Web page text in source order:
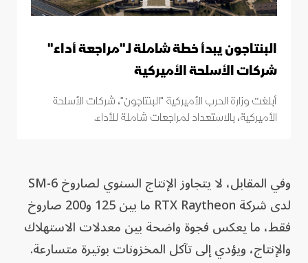
البنتاجون يبدأ خطة شاملة لـ"مراجعة أداء"
شركات الأسلحة الأميركية
أبلغت وزارة الحرب الأميركية "البنتاجون"، شركات الأسلحة
الأميركية، بالاستعداد لمراجعات شاملة للأداء.
وفي المقابل، لا يتجاوز الإنتاج السنوي لصاروخ SM-6
لدى شركة RTX Raytheon ما بين 125 و200 صاروخ
فقط، ما يعكس فجوة واضحة بين معدلات الاستهلاك
والإنتاج، ويؤدي إلى تآكل المخزونات بوتيرة متسارعة.